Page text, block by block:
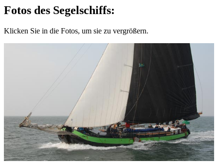
Fotos des Segelschiffs:
Klicken Sie in die Fotos, um sie zu vergrößern.